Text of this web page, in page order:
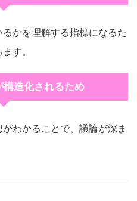
かを理解する指標になるた
す。
造化されるため
わかることで、議論が深ま